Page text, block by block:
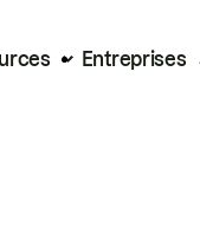
Entreprises